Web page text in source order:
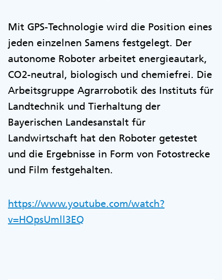
Mit GPS-Technologie wird die Position eines
jeden einzelnen Samens festgelegt. Der
autonome Roboter arbeitet energieautark,
CO2-neutral, biologisch und chemiefrei. Die
Arbeitsgruppe Agrarrobotik des Instituts für
Landtechnik und Tierhaltung der
Bayerischen Landesanstalt für
Landwirtschaft hat den Roboter getestet
und die Ergebnisse in Form von Fotostrecke
und Film festgehalten.
https://www.youtube.com/watch?
v=HOpsUmll3EQ